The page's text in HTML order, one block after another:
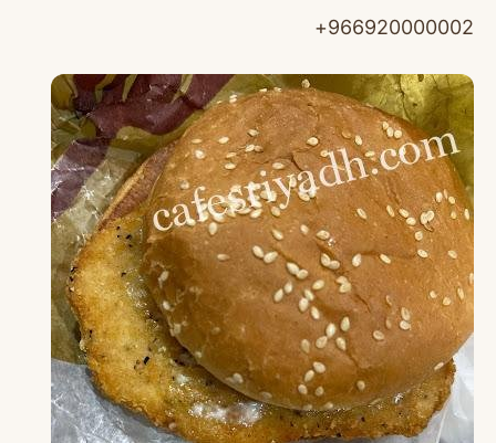
966920000002+